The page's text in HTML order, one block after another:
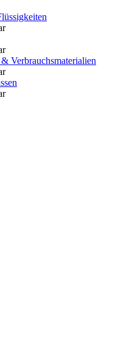
Verbrauchsmaterialien